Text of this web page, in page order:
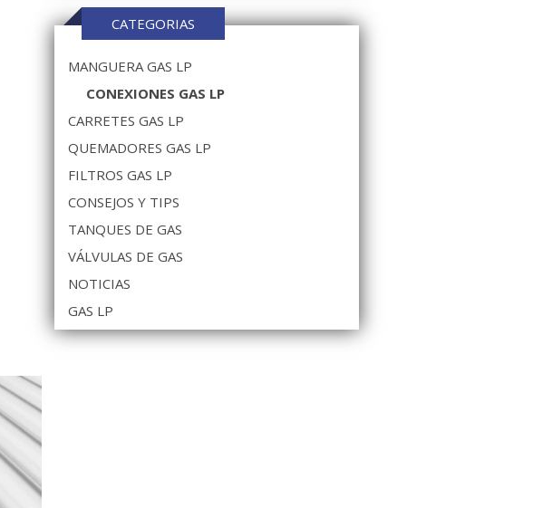
CATEGORIAS
MANGUERA GAS LP
CONEXIONES GAS LP
CARRETES GAS LP
QUEMADORES GAS LP
FILTROS GAS LP
CONSEJOS Y TIPS
TANQUES DE GAS
VÁLVULAS DE GAS
NOTICIAS
GAS LP